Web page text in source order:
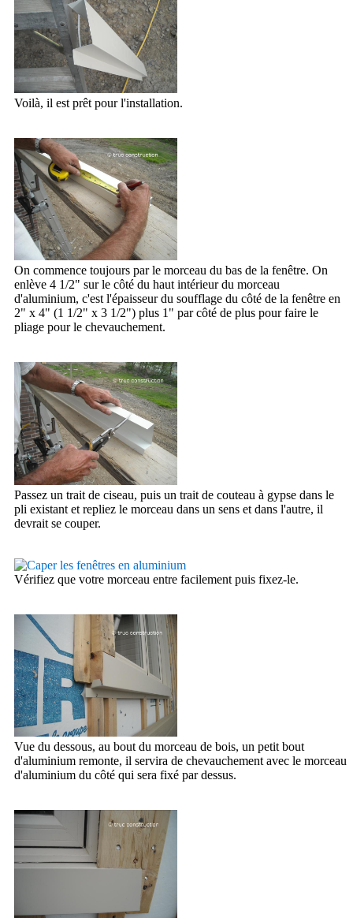
Voilà, il est prêt pour l'installation.
On commence toujours par le morceau du bas de la fenêtre. On
enlève 4 1/2" sur le côté du haut intérieur du morceau
d'aluminium, c'est l'épaisseur du soufflage du côté de la fenêtre en
2" x 4" (1 1/2" x 3 1/2") plus 1" par côté de plus pour faire le
pliage pour le chevauchement.
Passez un trait de ciseau, puis un trait de couteau à gypse dans le
pli existant et repliez le morceau dans un sens et dans l'autre, il
devrait se couper.
Vérifiez que votre morceau entre facilement puis fixez-le.
Vue du dessous, au bout du morceau de bois, un petit bout
d'aluminium remonte, il servira de chevauchement avec le morceau
d'aluminium du côté qui sera fixé par dessus.